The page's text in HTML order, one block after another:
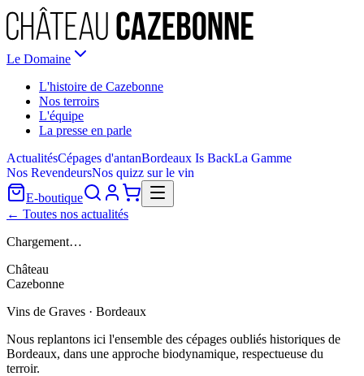
Le Domaine
L'histoire de Cazebonne
Nos terroirs
L'équipe
La presse en parle
ActualitésCépages d'antanBordeaux Is BackLa Gamme
Nos RevendeursNos quizz sur le vin
E-boutique
← Toutes nos actualités
Chargement…
Château
Cazebonne
Vins de Graves · Bordeaux
Nous replantons ici l'ensemble des cépages oubliés historiques de
Bordeaux, dans une approche biodynamique, respectueuse du
terroir.